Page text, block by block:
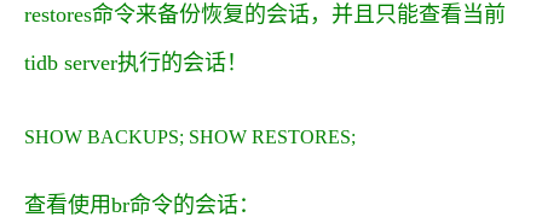
restores命令来备份恢复的会话，并且只能查看当前
tidb server执行的会话！
SHOW BACKUPS; SHOW RESTORES;
查看使用br命令的会话：